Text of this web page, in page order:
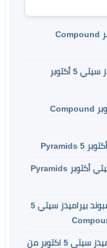
موقع كمبوند بيراميدز سيتي 5 اكتوبر Compound
الأماكن القريبة من مشروع بيراميدز سيتي 5 أكتوبر
مساحة كمبوند بيراميدز سيتي 5 اكتوبر Compound
تفاصيل خدمات كمبوند بيراميدز سيتي أكتوبر Pyramids
انواع الوحدات المتاحة للبيع في كمبوند بيراميدز سيتي 5
مساحة الوحدات داخل كمبوند بيراميدز سيتي 5 اكتوبر من